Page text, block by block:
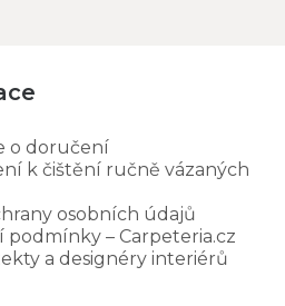
o doručení
k čištění ručně vázaných
osobních údajů
podmínky – Carpeteria.cz
a designéry interiérů